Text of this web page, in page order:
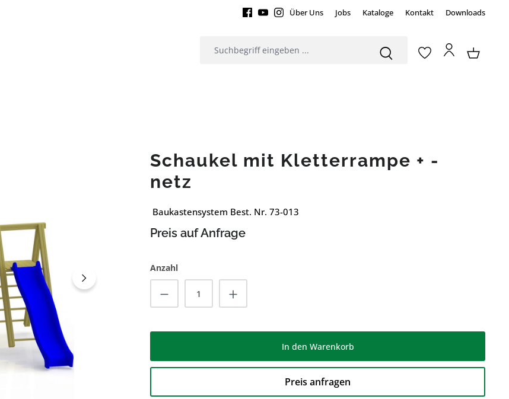
Über Uns Jobs Kataloge Kontakt Downloads
Schaukel mit Kletterrampe + -
netz
Baukastensystem Best. Nr. 73-013
Preis auf Anfrage
Anzahl
Produkt Anzahl: Gib den gewünschten Wert ein
In den Warenkorb
Preis anfragen